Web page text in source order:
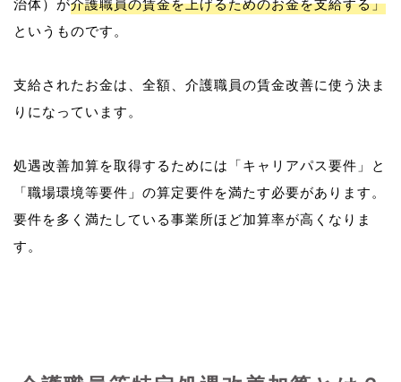
治体）が介護職員の賃金を上げるためのお金を支給する」
というものです。
支給されたお金は、全額、介護職員の賃金改善に使う決ま
りになっています。
処遇改善加算を取得するためには「キャリアパス要件」と
「職場環境等要件」の算定要件を満たす必要があります。
要件を多く満たしている事業所ほど加算率が高くなりま
す。